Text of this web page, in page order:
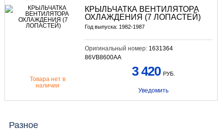
КРЫЛЬЧАТКА ВЕНТИЛЯТОРА
ОХЛАЖДЕНИЯ (7 ЛОПАСТЕЙ)
Год выпуска: 1982-1987
Оригинальный номер: 1631364
86VB8600AA
Товара нет в
наличии
3 420 РУБ.
Уведомить
Разное